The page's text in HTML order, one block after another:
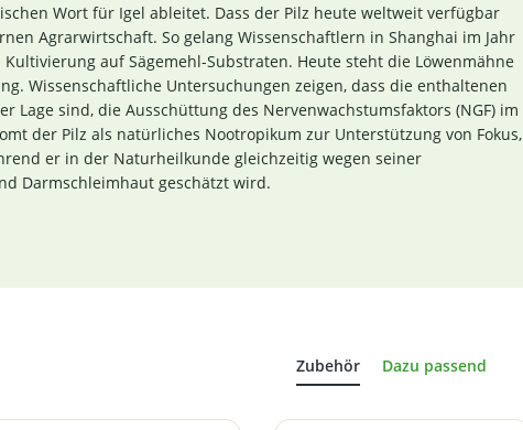
Wort für Igel ableitet. Dass der Pilz heute weltweit verfügbar
Agrarwirtschaft. So gelang Wissenschaftlern in Shanghai im Jahr
auf Sägemehl-Substraten. Heute steht die Löwenmähne
Wissenschaftliche Untersuchungen zeigen, dass die enthaltenen
Lage sind, die Ausschüttung des Nervenwachstumsfaktors (NGF) im
der Pilz als natürliches Nootropikum zur Unterstützung von Fokus,
er in der Naturheilkunde gleichzeitig wegen seiner
Darmschleimhaut geschätzt wird.